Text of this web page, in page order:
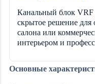
Канальный блок VRF
скрытое решение для
салона или
интерьером и
Основные